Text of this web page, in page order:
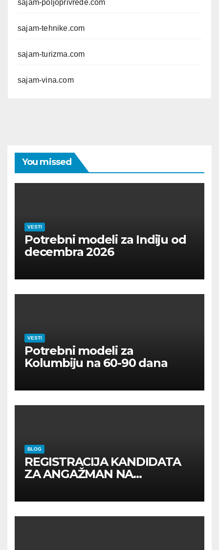
sajam-poljoprivrede.com
sajam-tehnike.com
sajam-turizma.com
sajam-vina.com
You missed
VESTI
Potrebni modeli za Indiju od
decembra 2026
VESTI
Potrebni modeli za
Kolumbiju na 60-90 dana
BLOG
REGISTRACIJA KANDIDATA
ZA ANGAŽMAN NA